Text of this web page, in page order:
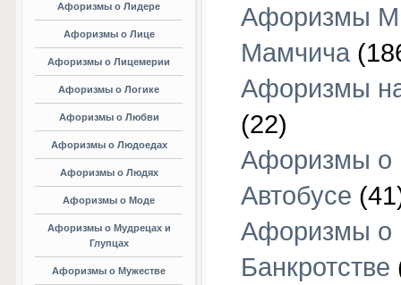
Афоризмы о Лидере
Афоризмы о Лице
Афоризмы о Лицемерии
Афоризмы о Логике
Афоризмы о Любви
Афоризмы о Людоедах
Афоризмы о Людях
Афоризмы о Моде
Афоризмы о Мудрецах и
Глупцах
Афоризмы о Мужестве
Афоризмы
Мамчича
Афоризмы
(22)
Афоризмы о
Автобусе
Афоризмы о
Банкротстве